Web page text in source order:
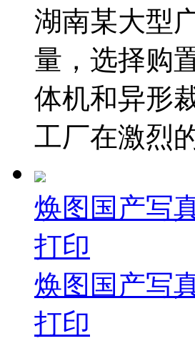
湖南某大型
量，选择购
体机和异形
工厂在激烈
焕图国产写
打印
焕图国产写
打印